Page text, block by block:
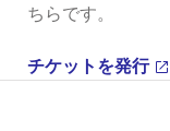
ちらです。
チケットを発行